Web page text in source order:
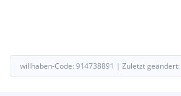
willhaben-Code: 914738891 | Zuletzt geändert: